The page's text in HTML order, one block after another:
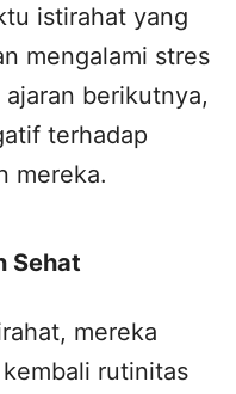
istirahat yang
mengalami stres
berikutnya,
terhadap
mereka.
Sehat
mereka
rutinitas